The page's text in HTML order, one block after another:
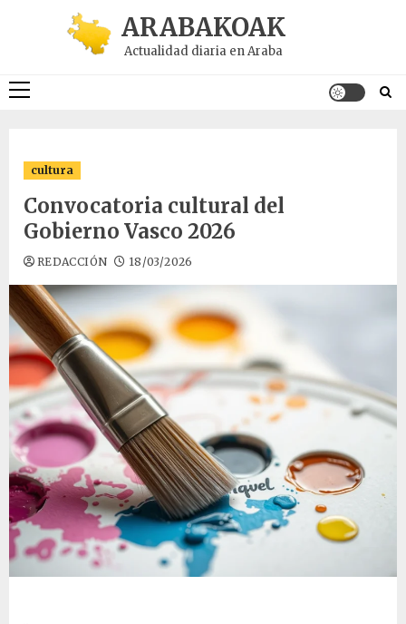
ARABAKOAK
Actualidad diaria en Araba
Menú
cultura
Convocatoria cultural del
Gobierno Vasco 2026
REDACCIÓN 18/03/2026